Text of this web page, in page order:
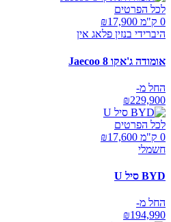
לכל הפרטים
0 ק"מ ₪
17,900
היברידי בנזין פלאג אין
אומודה ג'אקו Jaecoo 8
החל מ-
₪229,900
לכל הפרטים
0 ק"מ ₪
17,600
חשמלי
BYD סיל U
החל מ-
₪194,990